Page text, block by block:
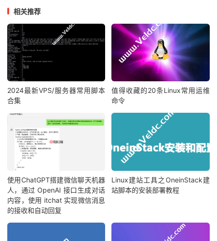
相关推荐
2024最新VPS/服务器常用脚本
合集
值得收藏的20条Linux常用运维
命令
使用ChatGPT搭建微信聊天机器
人，通过 OpenAI 接口生成对话
内容，使用 itchat 实现微信消息
的接收和自动回复
Linux建站工具之OneinStack建
站脚本的安装部署教程